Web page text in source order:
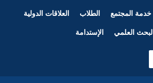
خدمة المجتمع الطلاب العلاقات الدولية
البحث العلمي الإستدامة